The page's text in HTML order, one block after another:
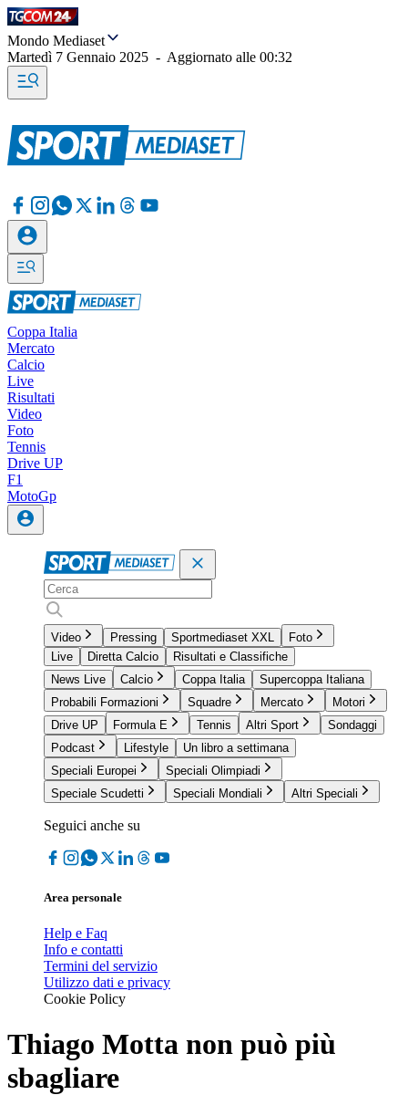
Mondo Mediaset
Martedì 7 Gennaio 2025 - Aggiornato alle 00:32
Coppa Italia
Mercato
Calcio
Live
Risultati
Video
Foto
Tennis
Drive UP
F1
MotoGp
Video Pressing Sportmediaset XXL
Foto
Live
Diretta Calcio
Risultati e Classifiche
News Live
Calcio Coppa Italia
Supercoppa Italiana
Probabili Formazioni
Squadre Mercato
Motori
Drive UP
Formula E Tennis Altri Sport
Sondaggi
Podcast
Lifestyle
Un libro a settimana
Speciali Europei
Speciali Olimpiadi
Speciale Scudetti
Speciali Mondiali Altri Speciali
Seguici anche su
Area personale
Help e Faq
Info e contatti
Termini del servizio
Utilizzo dati e privacy
Cookie Policy
Thiago Motta non può più
sbagliare